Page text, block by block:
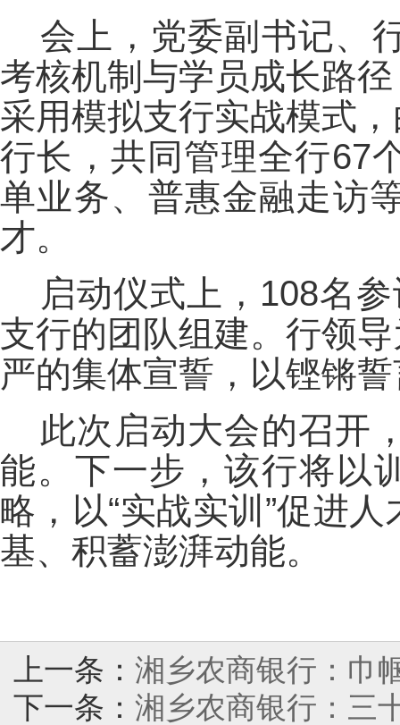
会上，党委副书记、
考核机制与学员成长路
采用模拟支行实战模式
行长，共同管理全行67
单业务、普惠金融走访
才。
启动仪式上，108名
支行的团队组建。行领
严的集体宣誓，以铿锵
此次启动大会的召开
能。下一步，该行将以
略，以“实战实训”促进
基、积蓄澎湃动能。
上一条： 湘乡农商银行：巾
下一条： 湘乡农商银行：三